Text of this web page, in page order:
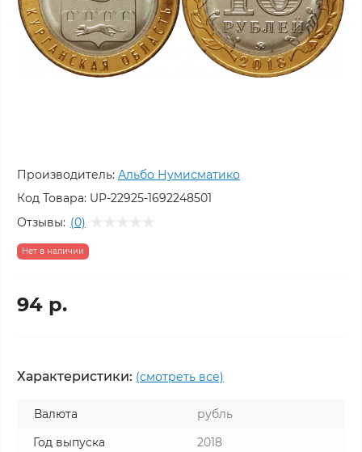
Производитель: Альбо Нумисматико
Код Товара: UP-22925-1692248501
Отзывы: (0)
Нет в наличии
94 р.
Характеристики: (смотреть все)
Валюта
рубль
Год выпуска
2018